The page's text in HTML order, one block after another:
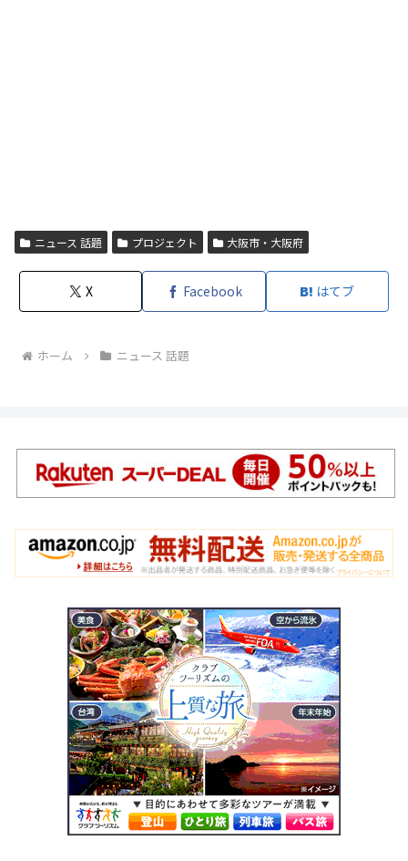
ニュース 話題 プロジェクト 大阪市・大阪府
X Facebook はてブ
ホーム ニュース 話題